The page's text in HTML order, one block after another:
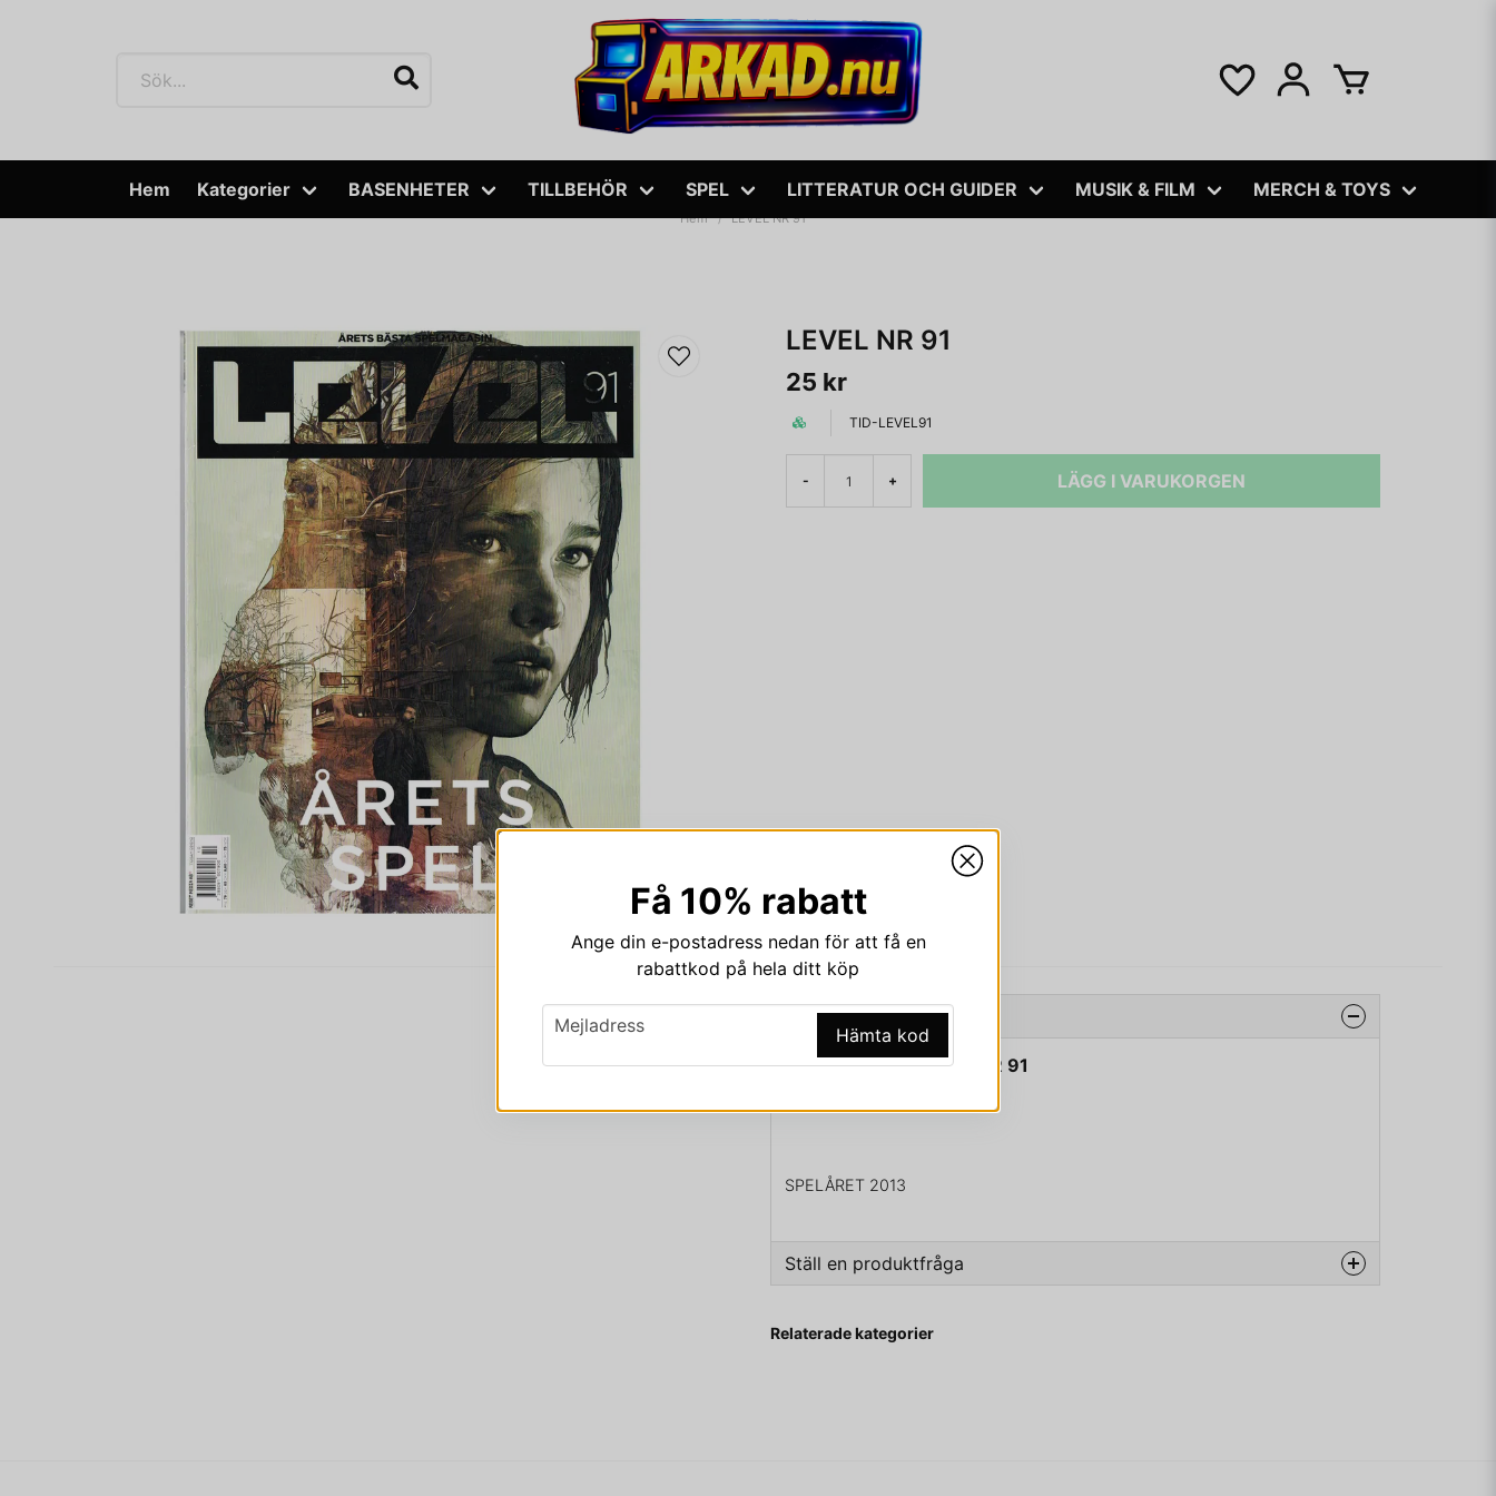
Hem Kategorier BASENHETER TILLBEHÖR SPEL LITTERATUR OCH GUIDER MUSIK & FILM MERCH & TOYS
Hem LEVEL NR 91
LEVEL NR 91
25 kr
TID-LEVEL91
- + LÄGG I VARUKORGEN
Beskrivning
Beskrivning av LEVEL NR 91
LEVEL NR 91
SPELÅRET 2013
Ställ en produktfråga
Fråga oss något om denna produkten...
Relaterade kategorier
Få 10% rabatt
Ange din e-postadress nedan för att få en
rabattkod på hela ditt köp
email
Mejladress Hämta kod